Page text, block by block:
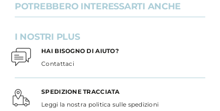
POTREBBERO INTERESSARTI ANCHE
I NOSTRI PLUS
HAI BISOGNO DI AIUTO?
Contattaci
SPEDIZIONE TRACCIATA
Leggi la nostra politica sulle spedizioni